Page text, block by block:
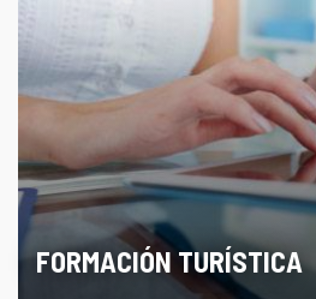
FORMACIÓN TURÍSTICA